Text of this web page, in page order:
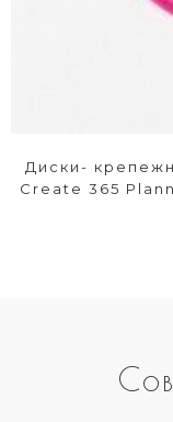
Диски-
Create 365